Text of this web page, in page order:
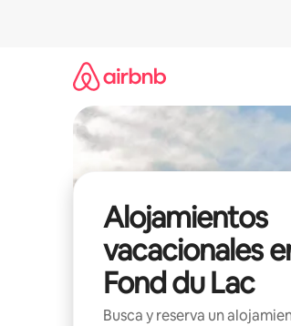
Alojamientos
vacacionales
Fond du Lac
Busca y reserva un